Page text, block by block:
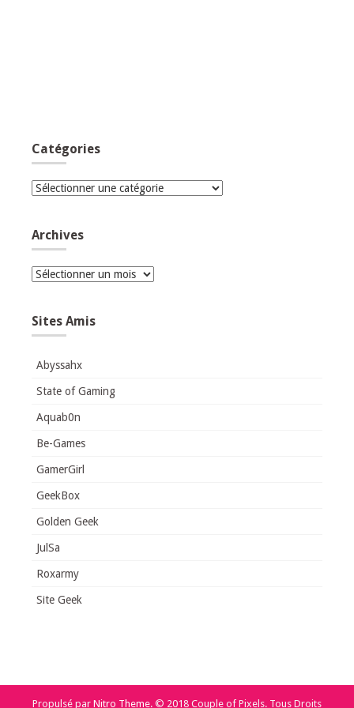
Catégories
Catégories
Archives
Archives
Sites Amis
Abyssahx
State of Gaming
Aquab0n
Be-Games
GamerGirl
GeekBox
Golden Geek
JulSa
Roxarmy
Site Geek
Propulsé par Nitro Theme. © 2018 Couple of Pixels. Tous Droits